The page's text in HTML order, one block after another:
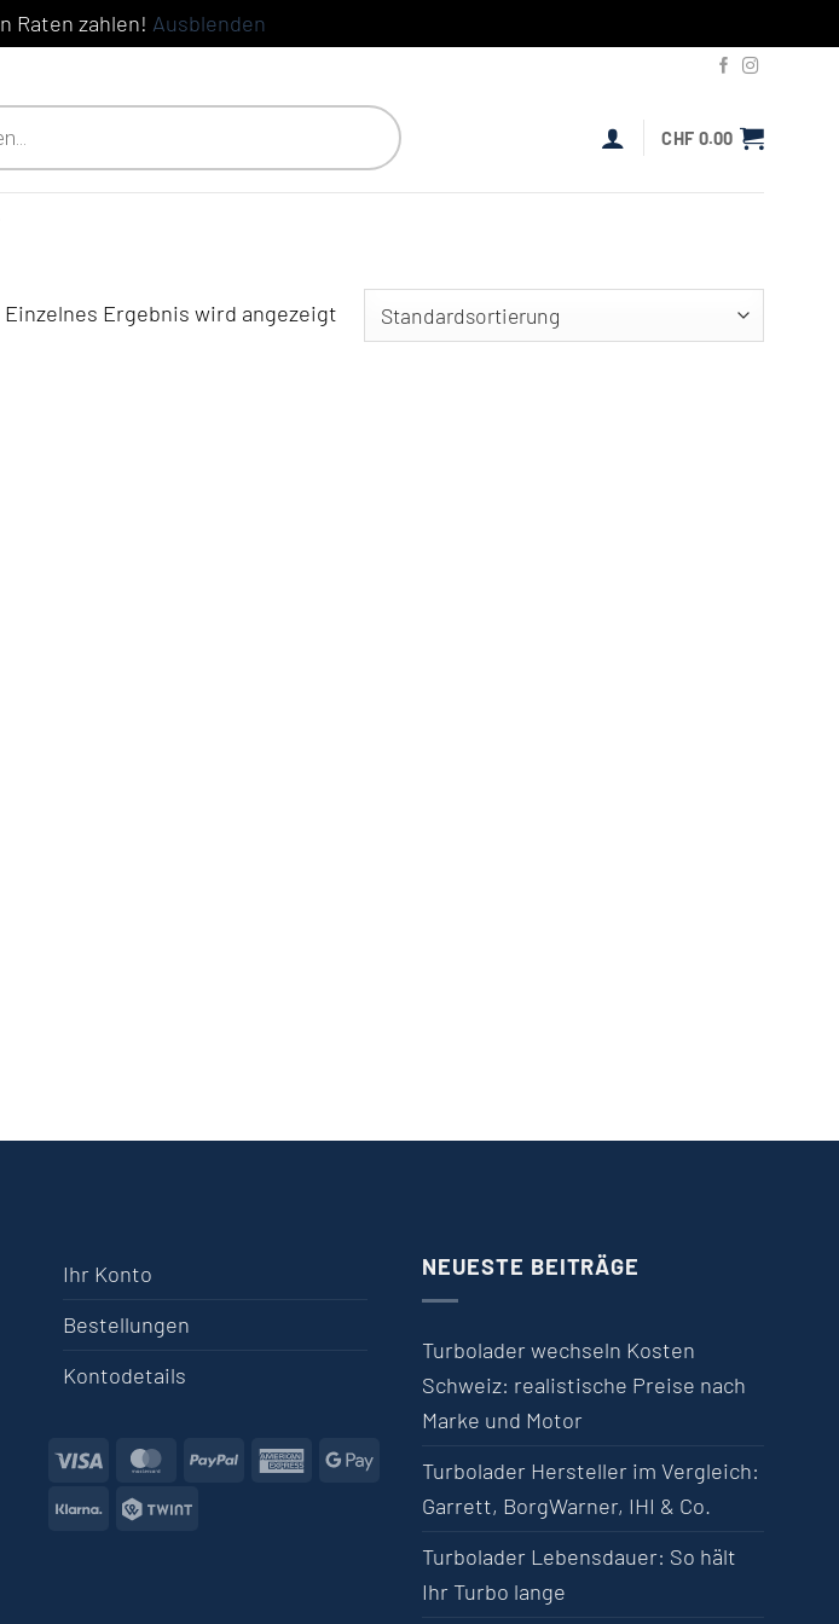
Raten zahlen! Ausblenden
CHF 0.00
Einzelnes Ergebnis wird angezeigt
Ihr Konto
Bestellungen
Kontodetails
Visa MasterCard
PayPalAmerican Express
Google Pay
Klarna
Twint
NEUESTE BEITRÄGE
Turbolader wechseln Kosten
Schweiz: realistische Preise nach
Marke und Motor
Turbolader Hersteller im Vergleich:
Garrett, BorgWarner, IHI & Co.
Turbolader Lebensdauer: So hält
Ihr Turbo lange